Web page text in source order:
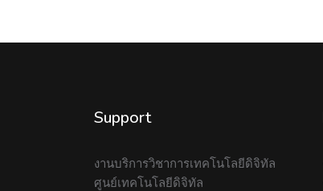
Support
งานบริการวิชาการเทคโนโลยีดิจิทัล
ศูนย์เทคโนโลยีดิจิทัล